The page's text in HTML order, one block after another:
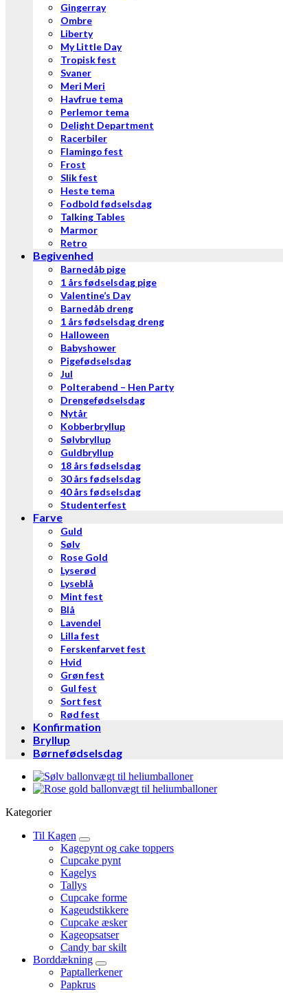
Gingerray
Ombre
Liberty
My Little Day
Tropisk fest
Svaner
Meri Meri
Havfrue tema
Perlemor tema
Delight Department
Racerbiler
Flamingo fest
Frost
Slik fest
Heste tema
Fodbold fødselsdag
Talking Tables
Marmor
Retro
Begivenhed
Barnedåb pige
1 års fødselsdag pige
Valentine’s Day
Barnedåb dreng
1 års fødselsdag dreng
Halloween
Babyshower
Pigefødselsdag
Jul
Polterabend – Hen Party
Drengefødselsdag
Nytår
Kobberbryllup
Sølvbryllup
Guldbryllup
18 års fødselsdag
30 års fødselsdag
40 års fødselsdag
Studenterfest
Farve
Guld
Sølv
Rose Gold
Lyserød
Lyseblå
Mint fest
Blå
Lavendel
Lilla fest
Ferskenfarvet fest
Hvid
Grøn fest
Gul fest
Sort fest
Rød fest
Konfirmation
Bryllup
Børnefødselsdag
Kategorier
Til Kagen
Kagepynt og cake toppers
Cupcake pynt
Kagelys
Tallys
Cupcake forme
Kageudstikkere
Cupcake æsker
Kageopsatser
Candy bar skilt
Borddækning
Paptallerkener
Papkrus